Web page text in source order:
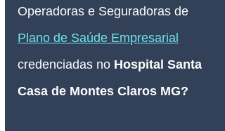
Operadoras e Seguradoras de
Plano de Saúde Empresarial
credenciadas no Hospital Santa
Casa de Montes Claros MG?